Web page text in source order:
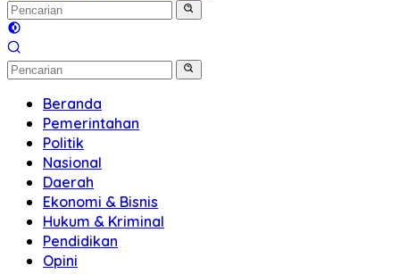
Beranda
Pemerintahan
Politik
Nasional
Daerah
Ekonomi & Bisnis
Hukum & Kriminal
Pendidikan
Opini